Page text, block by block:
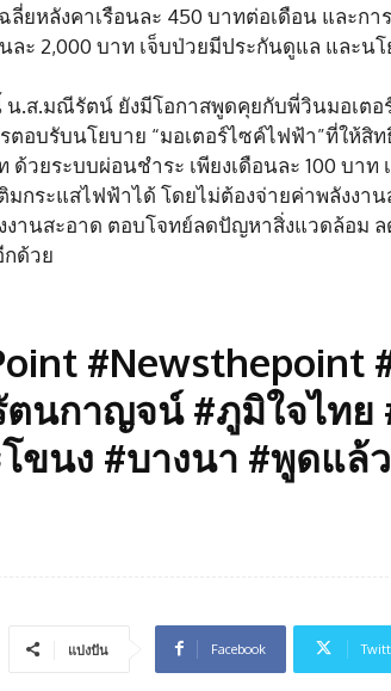
ลี่ยหลังคาเรือนละ 450 บาทต่อเดือน และก
ละ 2,000 บาท เจ็บป่วยมีประกันดูแล และนโ
.ส.มณีรัตน์ ยังมีโอกาสพูดคุยกับพี่วินมอเตอ
ตอบรับนโยบาย “มอเตอร์ไซค์ไฟฟ้า”ที่ให้สิ
ด้วยระบบผ่อนชำระ เพียงเดือนละ 100 บา
มกระแสไฟฟ้าได้ โดยไม่ต้องจ่ายค่าพลังง
งานสะอาด ตอบโจทย์ลดปัญหาสิ่งแวดล้อม
ด้วย
#Newsthepoint
นกาญจน์ #ภูมิใจไทย
ขนง #บางนา #พูดแล้
แบ่งปัน Facebook